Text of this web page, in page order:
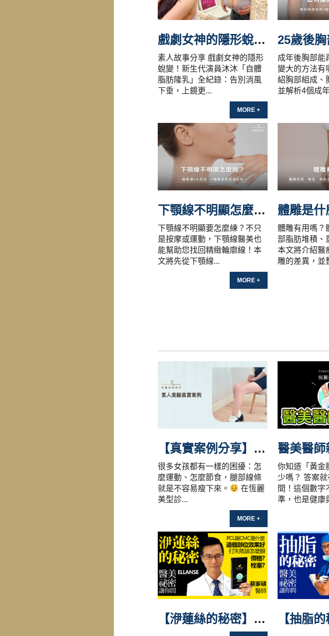
戲劇女神的隱形蛻變！新生代演員沐沐「自體脂肪隆乳」全紀錄
素人故事分享 戲劇女神的隱形
蛻變！新生代演員沐沐「自體
脂肪隆乳」全紀錄：告別消風
下垂，上鏡更...
MORE +
成年後胸部能
變大的方法有
紹胸部組成、
並解析4個成
下顎線不明顯怎麼辦？看懂5大原因、7種醫美拉提療程！
下顎線不明顯要怎麼練？不只
是按摩或運動，下顎線醫美也
能幫助您找回精緻輪廓線！本
文將先從下顎線...
MORE +
體雕有用嗎？
部脂肪堆積、
本文將介紹醫
雕的差異，並
【真實案例分享】腿部抽脂大變身
很多女孩都有一樣的困擾：怎
麼運動、怎麼節食，腿部線條
就是不容易瘦下來。
在恆麗
美型診...
MORE +
你知道「黃金
少嗎？ 答案
間！這個數字
準，也是健康
【洢蓮絲的秘密】注射失敗變硬塊居然要這樣做？